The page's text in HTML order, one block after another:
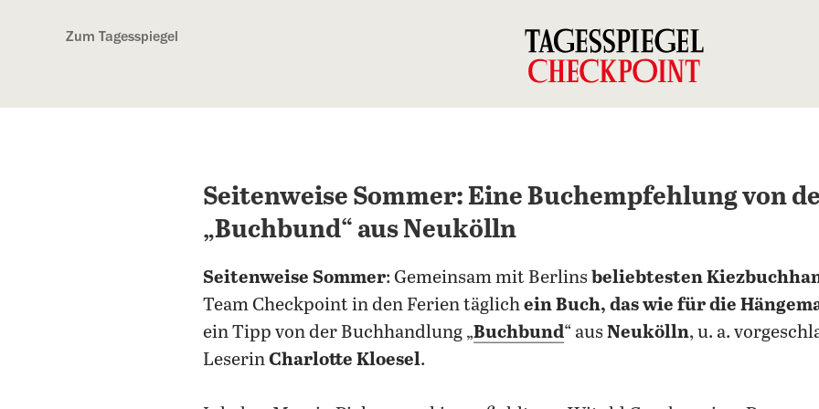
Zum Tagesspiegel
Seitenweise Sommer: Eine Buchempfehlung von
„Buchbund“ aus Neukölln
Seitenweise Sommer: Gemeinsam mit Berlinsbeliebtesten
Team Checkpoint in den Ferien täglichein Buch, das wie für die
ein Tipp von der Buchhandlung „Buchbund“ ausNeukölln, u. a.
LeserinCharlotte Kloesel.